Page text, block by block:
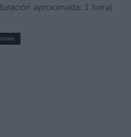
aproximada: 1 hora)